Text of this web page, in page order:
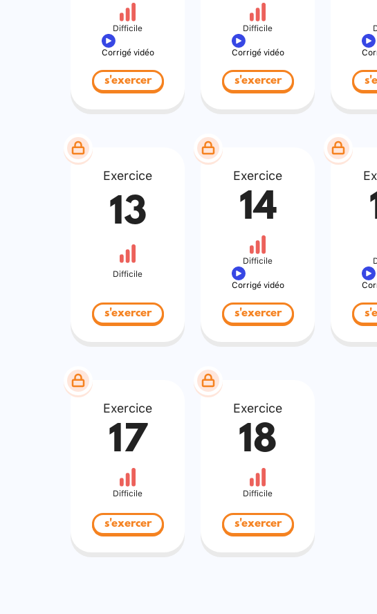
Difficile
Corrigé vidéo
s'exercer
Difficile
Corrigé vidéo
s'exercer
Exercice
13
Difficile
s'exercer
Exercice
14
Difficile
Corrigé vidéo
s'exercer
Exercice
17
Difficile
s'exercer
Exercice
18
Difficile
s'exercer